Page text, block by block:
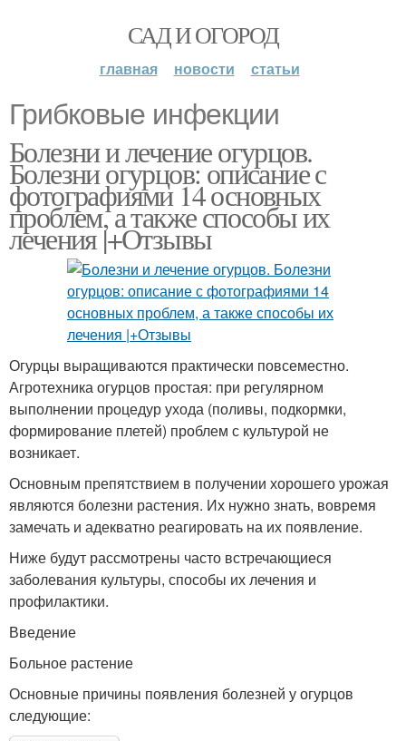
САД И ОГОРОД
главная новости статьи
Грибковые инфекции
Болезни и лечение огурцов.
Болезни огурцов: описание с
фотографиями 14 основных
проблем, а также способы их
лечения |+Отзывы
Огурцы выращиваются практически повсеместно.
Агротехника огурцов простая: при регулярном
выполнении процедур ухода (поливы, подкормки,
формирование плетей) проблем с культурой не
возникает.
Основным препятствием в получении хорошего урожая
являются болезни растения. Их нужно знать, вовремя
замечать и адекватно реагировать на их появление.
Ниже будут рассмотрены часто встречающиеся
заболевания культуры, способы их лечения и
профилактики.
Введение
Больное растение
Основные причины появления болезней у огурцов
следующие: